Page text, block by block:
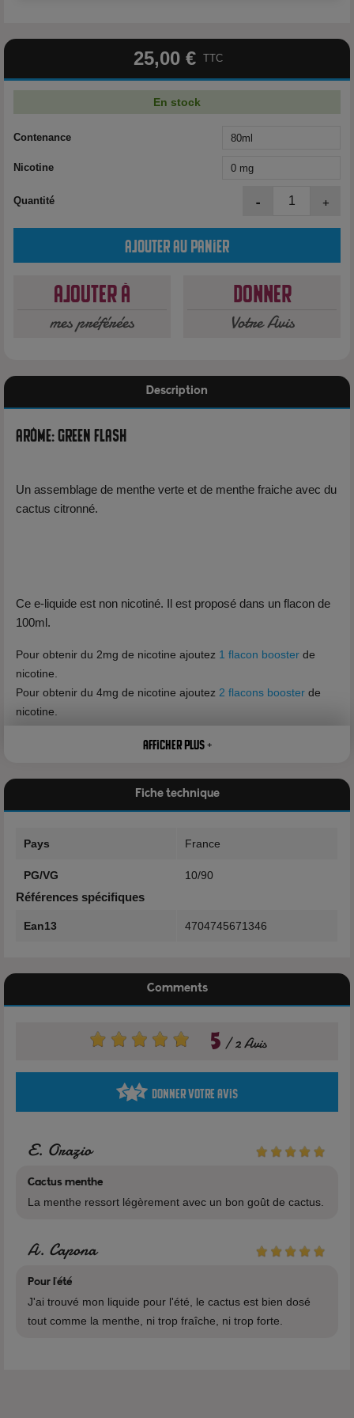
25,00 € TTC
En stock
Contenance
Nicotine
Quantité - +
Ajouter au panier
Ajouter à
mes préférées
Donner
Votre Avis
Description
Arôme: Green Flash
Un assemblage de menthe verte et de menthe fraiche avec du
cactus citronné.
Ce e-liquide est non nicotiné. Il est proposé dans un flacon de
100ml.
Pour obtenir du 2mg de nicotine ajoutez 1 flacon booster de
nicotine.
Pour obtenir du 4mg de nicotine ajoutez 2 flacons booster de
nicotine.
Flacon: 80ml
Fabrication: France
Voir tous les produits de la marque Vaporigins
Afficher plus +
Fiche technique
Pays France
PG/VG 10/90
Références spécifiques
Ean13 4704745671346
Comments
5 2 Avis
Donner votre avis
E. Orazio
Cactus menthe
La menthe ressort légèrement avec un bon goût de cactus.
A. Capona
Pour l'été
J'ai trouvé mon liquide pour l'été, le cactus est bien dosé
tout comme la menthe, ni trop fraîche, ni trop forte.